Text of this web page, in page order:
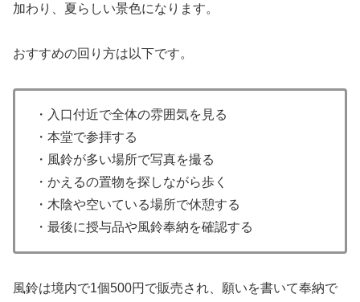
加わり、夏らしい景色になります。
おすすめの回り方は以下です。
・入口付近で全体の雰囲気を見る
・本堂で参拝する
・風鈴が多い場所で写真を撮る
・かえるの置物を探しながら歩く
・木陰や空いている場所で休憩する
・最後に授与品や風鈴奉納を確認する
風鈴は境内で1個500円で販売され、願いを書いて奉納で